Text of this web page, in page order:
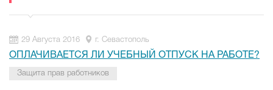
29 Августа 2016 г. Севастополь
ОПЛАЧИВАЕТСЯ ЛИ УЧЕБНЫЙ ОТПУСК НА РАБОТЕ?
Защита прав работников